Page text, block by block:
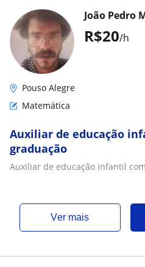
R$20/h
João Pedro
Pouso Alegre
Matemática
Auxiliar de educação
graduação
Auxiliar de educação infantil
ver mais